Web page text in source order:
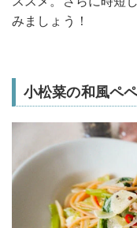
みましょう！
小松菜の和風ペ